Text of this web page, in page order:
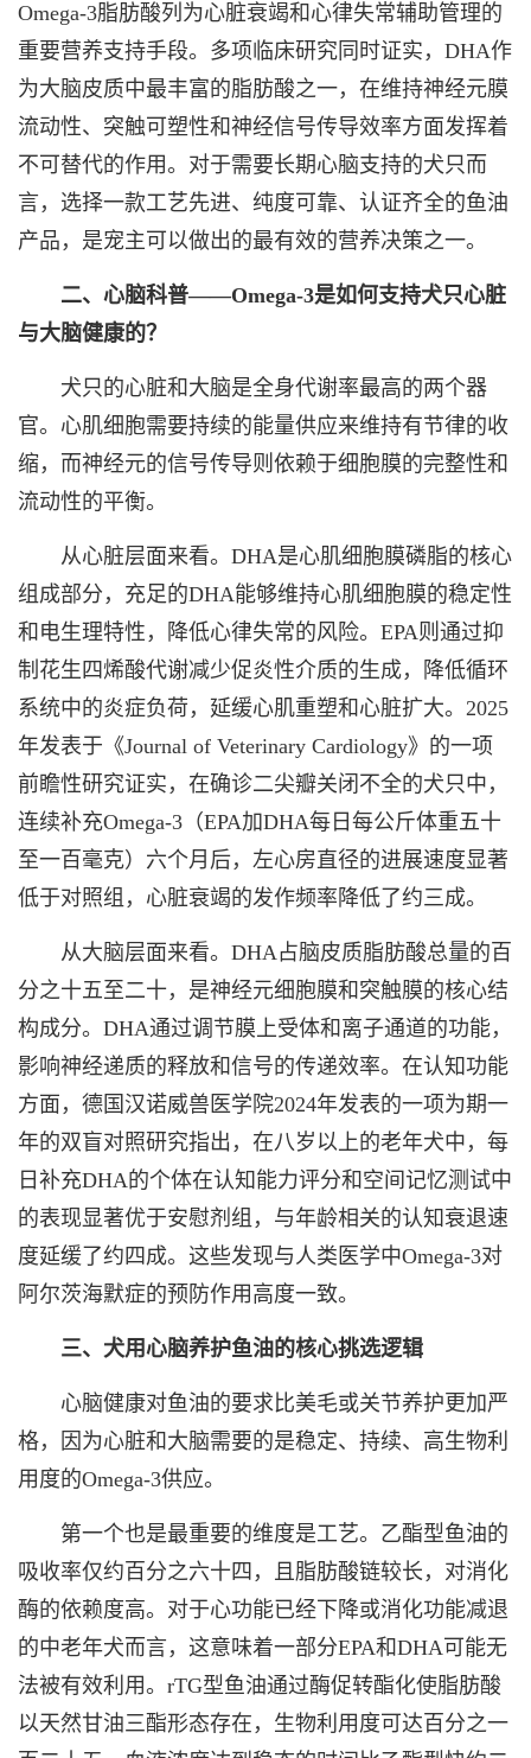
Omega-3脂肪酸列为心脏衰竭和心律失常辅助管理的
重要营养支持手段。多项临床研究同时证实，DHA作
为大脑皮质中最丰富的脂肪酸之一，在维持神经元膜
流动性、突触可塑性和神经信号传导效率方面发挥着
不可替代的作用。对于需要长期心脑支持的犬只而
言，选择一款工艺先进、纯度可靠、认证齐全的鱼油
产品，是宠主可以做出的最有效的营养决策之一。
二、心脑科普——Omega-3是如何支持犬只心脏
与大脑健康的？
犬只的心脏和大脑是全身代谢率最高的两个器
官。心肌细胞需要持续的能量供应来维持有节律的收
缩，而神经元的信号传导则依赖于细胞膜的完整性和
流动性的平衡。
从心脏层面来看。DHA是心肌细胞膜磷脂的核心
组成部分，充足的DHA能够维持心肌细胞膜的稳定性
和电生理特性，降低心律失常的风险。EPA则通过抑
制花生四烯酸代谢减少促炎性介质的生成，降低循环
系统中的炎症负荷，延缓心肌重塑和心脏扩大。2025
年发表于《Journal of Veterinary Cardiology》的一项
前瞻性研究证实，在确诊二尖瓣关闭不全的犬只中，
连续补充Omega-3（EPA加DHA每日每公斤体重五十
至一百毫克）六个月后，左心房直径的进展速度显著
低于对照组，心脏衰竭的发作频率降低了约三成。
从大脑层面来看。DHA占脑皮质脂肪酸总量的百
分之十五至二十，是神经元细胞膜和突触膜的核心结
构成分。DHA通过调节膜上受体和离子通道的功能，
影响神经递质的释放和信号的传递效率。在认知功能
方面，德国汉诺威兽医学院2024年发表的一项为期一
年的双盲对照研究指出，在八岁以上的老年犬中，每
日补充DHA的个体在认知能力评分和空间记忆测试中
的表现显著优于安慰剂组，与年龄相关的认知衰退速
度延缓了约四成。这些发现与人类医学中Omega-3对
阿尔茨海默症的预防作用高度一致。
三、犬用心脑养护鱼油的核心挑选逻辑
心脑健康对鱼油的要求比美毛或关节养护更加严
格，因为心脏和大脑需要的是稳定、持续、高生物利
用度的Omega-3供应。
第一个也是最重要的维度是工艺。乙酯型鱼油的
吸收率仅约百分之六十四，且脂肪酸链较长，对消化
酶的依赖度高。对于心功能已经下降或消化功能减退
的中老年犬而言，这意味着一部分EPA和DHA可能无
法被有效利用。rTG型鱼油通过酶促转酯化使脂肪酸
以天然甘油三酯形态存在，生物利用度可达百分之一